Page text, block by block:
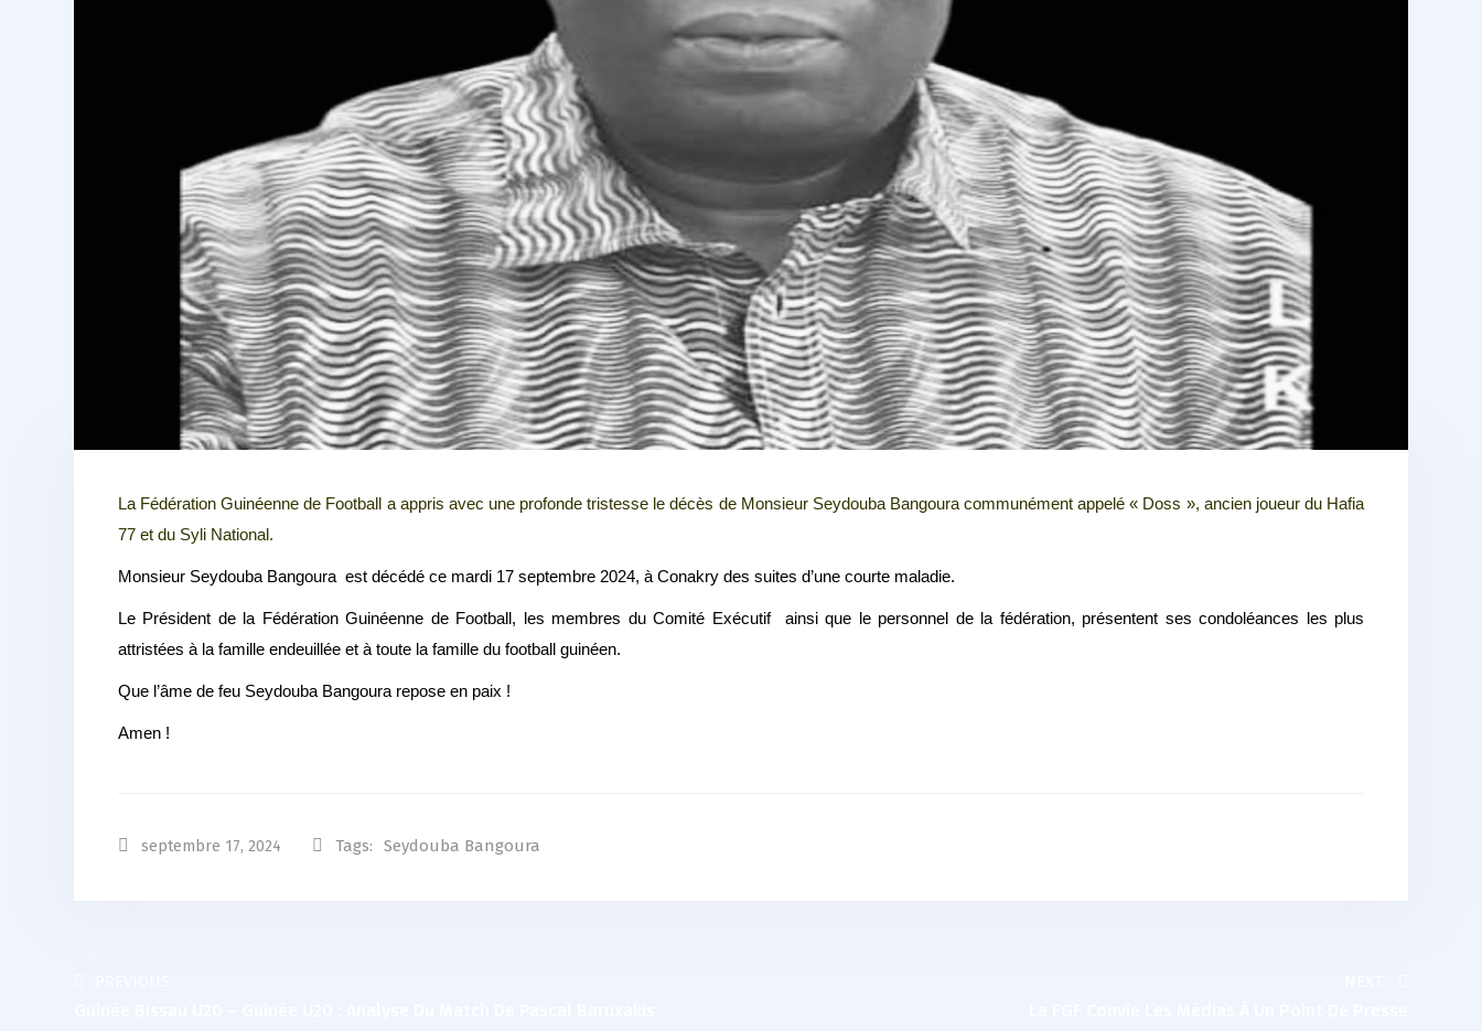
La Fédération Guinéenne de Football a appris avec une profonde tristesse le décès de Monsieur Seydouba Bangouracommunément appelé « Doss », ancien joueur du Hafia
77 et du Syli National.
Monsieur Seydouba Bangoura est décédé ce mardi 17 septembre 2024, à Conakry des suites d’une courte maladie.
Le Président de la Fédération Guinéenne de Football, les membres du Comité Exécutif ainsi que le personnel de la fédération, présentent ses condoléances les plus
attristées à la famille endeuillée et à toute la famille du football guinéen.
Que l’âme de feu Seydouba Bangoura repose en paix !
Amen !
septembre 17, 2024 Tags: Seydouba Bangoura